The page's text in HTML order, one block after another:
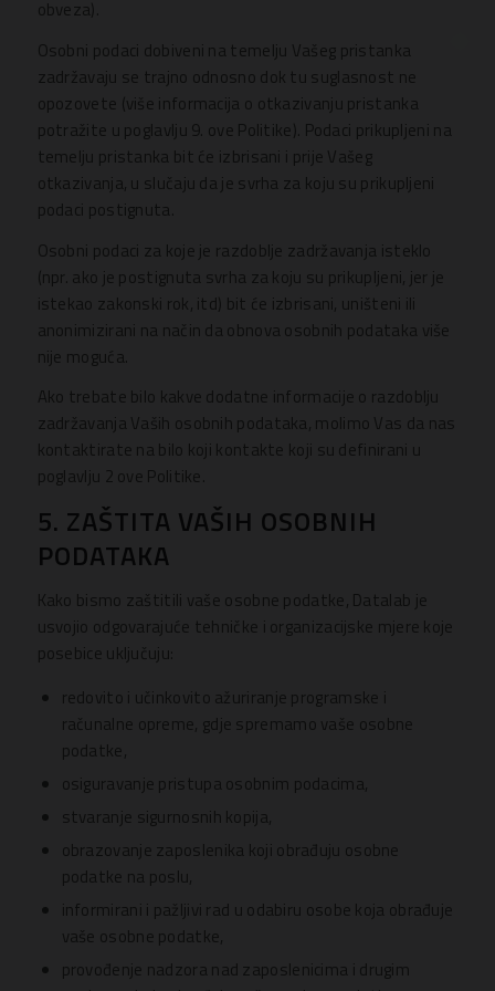
obveza).
Osobni podaci dobiveni na temelju Vašeg pristanka
zadržavaju se trajno odnosno dok tu suglasnost ne
opozovete (više informacija o otkazivanju pristanka
potražite u poglavlju 9. ove Politike). Podaci prikupljeni na
temelju pristanka bit će izbrisani i prije Vašeg
otkazivanja, u slučaju da je svrha za koju su prikupljeni
podaci postignuta.
Osobni podaci za koje je razdoblje zadržavanja isteklo
(npr. ako je postignuta svrha za koju su prikupljeni, jer je
istekao zakonski rok, itd) bit će izbrisani, uništeni ili
anonimizirani na način da obnova osobnih podataka više
nije moguća.
Ako trebate bilo kakve dodatne informacije o razdoblju
zadržavanja Vaših osobnih podataka, molimo Vas da nas
kontaktirate na bilo koji kontakte koji su definirani u
poglavlju 2 ove Politike.
5. ZAŠTITA VAŠIH OSOBNIH
PODATAKA
Kako bismo zaštitili vaše osobne podatke, Datalab je
usvojio odgovarajuće tehničke i organizacijske mjere koje
posebice uključuju:
redovito i učinkovito ažuriranje programske i
računalne opreme, gdje spremamo vaše osobne
podatke,
osiguravanje pristupa osobnim podacima,
stvaranje sigurnosnih kopija,
obrazovanje zaposlenika koji obrađuju osobne
podatke na poslu,
informirani i pažljivi rad u odabiru osobe koja obrađuje
vaše osobne podatke,
provođenje nadzora nad zaposlenicima i drugim